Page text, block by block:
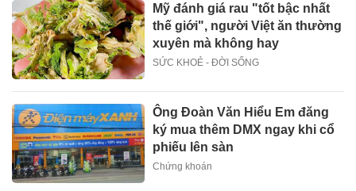
Mỹ đánh giá rau "tốt bậc nhất
thế giới", người Việt ăn thường
xuyên mà không hay
SỨC KHOẺ - ĐỜI SỐNG
Ông Đoàn Văn Hiểu Em đăng
ký mua thêm DMX ngay khi cổ
phiếu lên sàn
Chứng khoán